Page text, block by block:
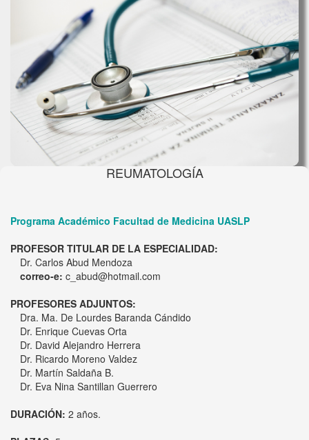
REUMATOLOGÍA
Programa Académico Facultad de Medicina UASLP
PROFESOR TITULAR DE LA ESPECIALIDAD:
Dr. Carlos Abud Mendoza
correo-e: c_abud@hotmail.com
PROFESORES ADJUNTOS:
Dra. Ma. De Lourdes Baranda Cándido
Dr. Enrique Cuevas Orta
Dr. David Alejandro Herrera
Dr. Ricardo Moreno Valdez
Dr. Martín Saldaña B.
Dr. Eva Nina Santillan Guerrero
DURACIÓN: 2 años.